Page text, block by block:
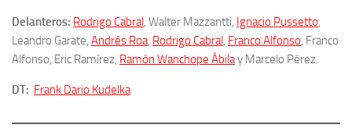
Delanteros: Rodrigo Cabral, Walter Mazzantti, Ignacio Pussetto,
Leandro Garate, Andrés Roa, Rodrigo Cabral, Franco Alfonso, Franco
Alfonso, Eric Ramírez, Ramón Wanchope Ábilay Marcelo Pérez.
DT: Frank Dario Kudelka